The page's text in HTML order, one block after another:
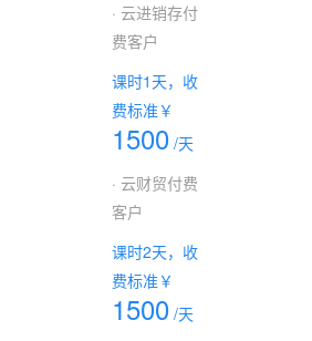
· 云进销存付
费客户
课时1天，收
费标准￥
1500 /天
· 云财贸付费
客户
课时2天，收
费标准￥
1500 /天